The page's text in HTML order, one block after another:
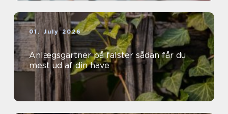
01. July 2026
Anlægsgartner på falster sådan får du
mest ud af din have